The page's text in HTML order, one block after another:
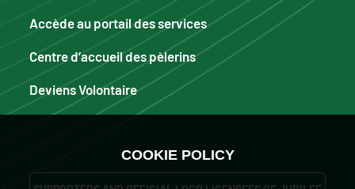
Accède au portail des services
Centre d’accueil des pèlerins
Deviens Volontaire
COOKIE POLICY